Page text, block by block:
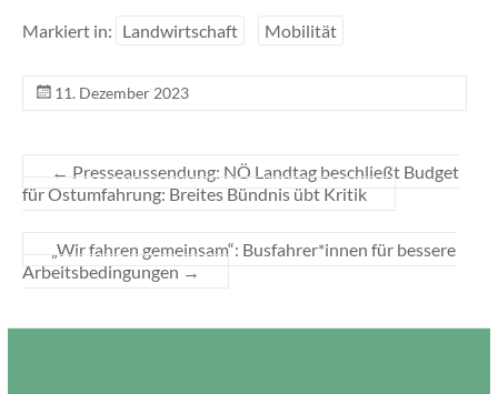
Markiert in: Landwirtschaft Mobilität
11. Dezember 2023
← Presseaussendung: NÖ Landtag beschließt Budget
für Ostumfahrung: Breites Bündnis übt Kritik
„Wir fahren gemeinsam“: Busfahrer*innen für bessere
Arbeitsbedingungen →